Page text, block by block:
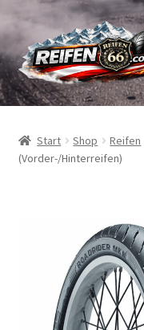
Zur
Navigation
springen
Zum
Inhalt
springen
Reifen
Schläuche
Reifentests
Start Shop Reifen
(Vorder-/Hinterreifen)